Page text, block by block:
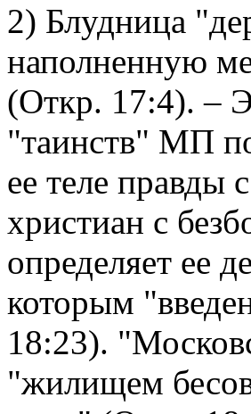
2) Блудница
наполненную
(Откр. 17:4). –
"таинств" МП
ее теле правды
христиан с
определяет ее
которым
18:23).
"жилищем